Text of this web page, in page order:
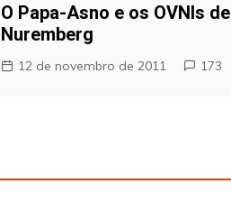
O Papa-Asno e os OVNIs de
Nuremberg
12 de novembro de 2011 173